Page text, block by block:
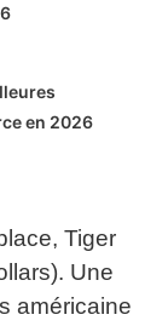
en 2026
Tiger
Une
américaine